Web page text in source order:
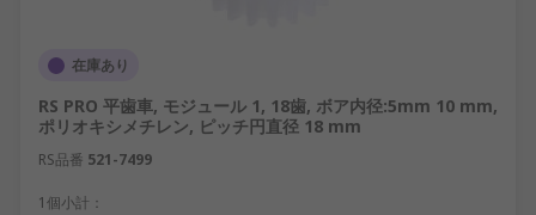
在庫あり
RS PRO 平歯車, モジュール 1, 18歯, ボア内径:5mm 10 mm,
ポリオキシメチレン, ピッチ円直径 18 mm
RS品番 521-7499
1個小計：